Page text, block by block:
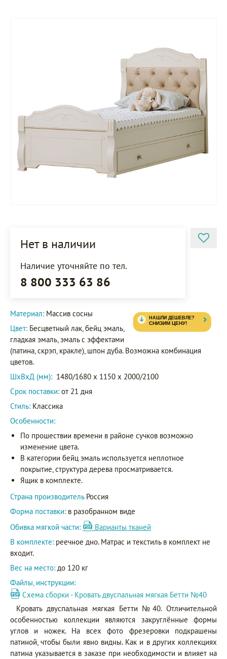
Нет в наличии
Наличие уточняйте по тел.
8 800 333 63 86
Материал: Массив сосны
Цвет: Бесцветный лак, бейц эмаль,
гладкая эмаль, эмаль с эффектами
(патина, скрэп, кракле), шпон дуба. Возможна комбинация
цветов.
ШxВxД (мм): 1480/1680 x 1150 x 2000/2100
Срок поставки: от 21 дня
Стиль: Классика
Особенности:
По прошествии времени в районе сучков возможно
изменение цвета.
В категории бейц эмаль используется неплотное
покрытие, структура дерева просматривается.
Ящик в комплекте.
Страна производитель Россия
Форма поставки: в разобранном виде
Обивка мягкой части:
Варианты тканей
В комплекте: реечное дно. Матрас и текстиль в комплект не
входит.
Вес на место: до 120 кг
Файлы, инструкции:
Схема сборки - Кровать двуспальная мягкая Бетти №40
Кровать двуспальная мягкая Бетти №40. Отличительной
особенностью коллекции являются закруглённые формы
углов и ножек. На всех фото фрезеровки подкрашены
патиной, чтобы были явно видны. Как и в других коллекциях
патина указывается в заказе при необходимости и влияет на